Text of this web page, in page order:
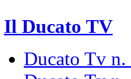
Il Ducato TV
Ducato Tv